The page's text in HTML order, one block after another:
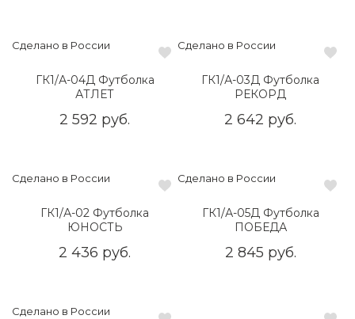
Сделано в России
ГК1/А-04Д Футболка
АТЛЕТ
2 592 руб.
Сделано в России
ГК1/А-03Д Футболка
РЕКОРД
2 642 руб.
Сделано в России
ГК1/А-02 Футболка
ЮНОСТЬ
2 436 руб.
Сделано в России
ГК1/А-05Д Футболка
ПОБЕДА
2 845 руб.
Сделано в России